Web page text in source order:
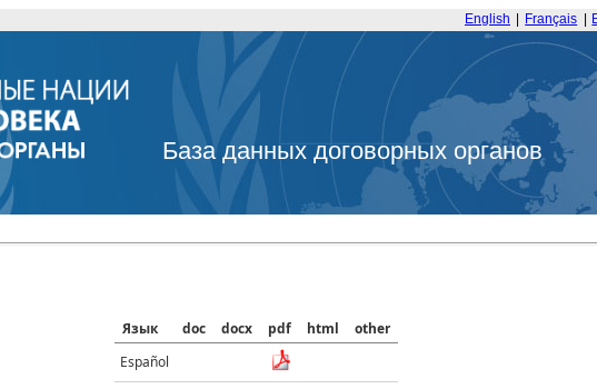
English Français
База данных договорных органов
Язык doc docx pdf html
other
Español